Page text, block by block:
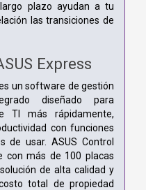
plazo ayudan a tu
las transiciones de
Express
un software de gestión
diseñado para
TI más rápidamente,
con funciones
de usar. ASUS Control
con más de 100 placas
de alta calidad y
total de propiedad